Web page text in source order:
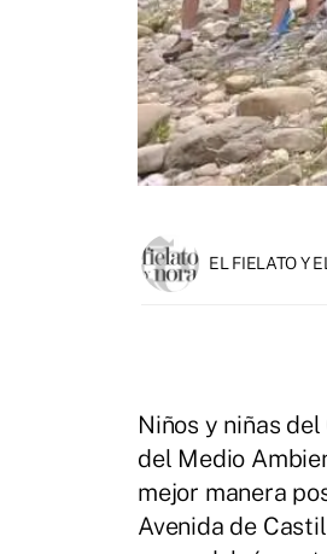
EL FIELATO Y
Niños y niñas
del Medio
mejor manera
Avenida de